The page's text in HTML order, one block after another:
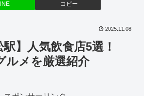
コピー
2025.11.08
】人気飲食店5選！
ルメを厳選紹介